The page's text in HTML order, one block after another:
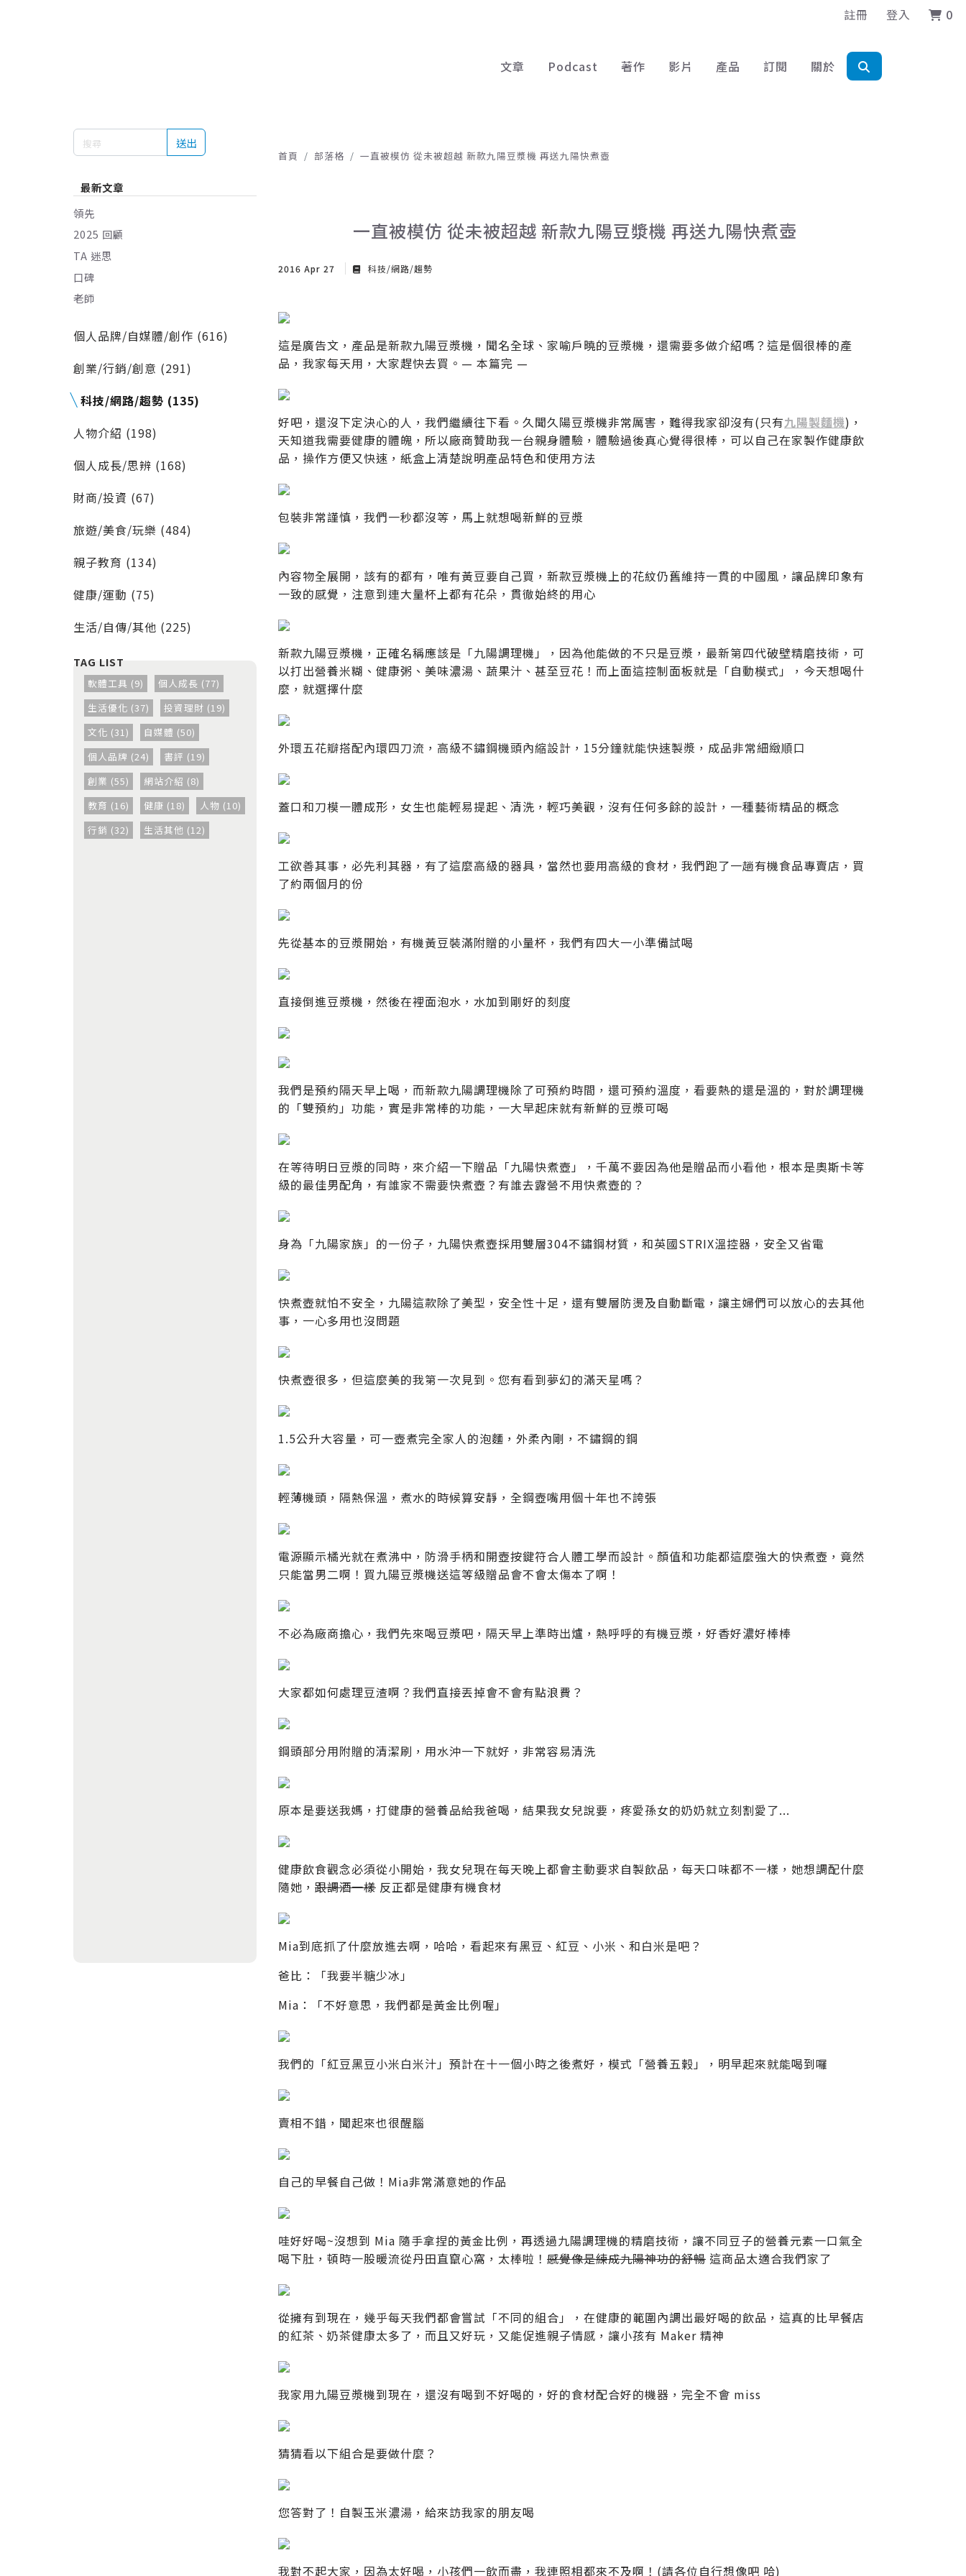
註冊 登入 0
文章 Podcast 著作 影片 產品 訂閱 關於
送出
最新文章
領先
2025 回顧
TA 迷思
口碑
老師
個人品牌/自媒體/創作 (616)
創業/行銷/創意 (291)
科技/網路/趨勢 (135)
人物介紹 (198)
個人成長/思辨 (168)
財商/投資 (67)
旅遊/美食/玩樂 (484)
親子教育 (134)
健康/運動 (75)
生活/自傳/其他 (225)
軟體工具 (9)
個人成長 (77)
生活優化 (37)
投資理財 (19)
文化 (31)
自媒體 (50)
個人品牌 (24)
書評 (19)
創業 (55)
網站介紹 (8)
教育 (16)
健康 (18)
人物 (10)
行銷 (32)
生活其他 (12)
首頁 部落格 一直被模仿 從未被超越 新款九陽豆漿機 再送九陽快煮壺
一直被模仿 從未被超越 新款九陽豆漿機 再送九陽快煮壺
2016 Apr 27 科技/網路/趨勢
這是廣告文，產品是新款九陽豆漿機，聞名全球、家喻戶曉的豆漿機，還需要多做介紹嗎？這是個很棒的產
品，我家每天用，大家趕快去買。— 本篇完 —
好吧，還沒下定決心的人，我們繼續往下看。久聞久陽豆漿機非常厲害，難得我家卻沒有(只有九陽製麵機)，
天知道我需要健康的體魄，所以廠商贊助我一台親身體驗，體驗過後真心覺得很棒，可以自己在家製作健康飲
品，操作方便又快速，紙盒上清楚說明產品特色和使用方法
包裝非常謹慎，我們一秒都沒等，馬上就想喝新鮮的豆漿
內容物全展開，該有的都有，唯有黃豆要自己買，新款豆漿機上的花紋仍舊維持一貫的中國風，讓品牌印象有
一致的感覺，注意到連大量杯上都有花朵，貫徹始終的用心
新款九陽豆漿機，正確名稱應該是「九陽調理機」，因為他能做的不只是豆漿，最新第四代破壁精磨技術，可
以打出營養米糊、健康粥、美味濃湯、蔬果汁、甚至豆花！而上面這控制面板就是「自動模式」，今天想喝什
麼，就選擇什麼
外環五花瓣搭配內環四刀流，高級不鏽鋼機頭內縮設計，15分鐘就能快速製漿，成品非常細緻順口
蓋口和刀模一體成形，女生也能輕易提起、清洗，輕巧美觀，沒有任何多餘的設計，一種藝術精品的概念
工欲善其事，必先利其器，有了這麼高級的器具，當然也要用高級的食材，我們跑了一趟有機食品專賣店，買
了約兩個月的份
先從基本的豆漿開始，有機黃豆裝滿附贈的小量杯，我們有四大一小準備試喝
直接倒進豆漿機，然後在裡面泡水，水加到剛好的刻度
我們是預約隔天早上喝，而新款九陽調理機除了可預約時間，還可預約溫度，看要熱的還是溫的，對於調理機
的「雙預約」功能，實是非常棒的功能，一大早起床就有新鮮的豆漿可喝
在等待明日豆漿的同時，來介紹一下贈品「九陽快煮壺」，千萬不要因為他是贈品而小看他，根本是奧斯卡等
級的最佳男配角，有誰家不需要快煮壺？有誰去露營不用快煮壺的？
身為「九陽家族」的一份子，九陽快煮壺採用雙層304不鏽鋼材質，和英國STRIX溫控器，安全又省電
快煮壺就怕不安全，九陽這款除了美型，安全性十足，還有雙層防燙及自動斷電，讓主婦們可以放心的去其他
事，一心多用也沒問題
快煮壺很多，但這麼美的我第一次見到。您有看到夢幻的滿天星嗎？
1.5公升大容量，可一壺煮完全家人的泡麵，外柔內剛，不鏽鋼的鋼
輕薄機頭，隔熱保溫，煮水的時候算安靜，全鋼壺嘴用個十年也不誇張
電源顯示橘光就在煮沸中，防滑手柄和開壺按鍵符合人體工學而設計。顏值和功能都這麼強大的快煮壺，竟然
只能當男二啊！買九陽豆漿機送這等級贈品會不會太傷本了啊！
不必為廠商擔心，我們先來喝豆漿吧，隔天早上準時出爐，熱呼呼的有機豆漿，好香好濃好棒棒
大家都如何處理豆渣啊？我們直接丟掉會不會有點浪費？
鋼頭部分用附贈的清潔刷，用水沖一下就好，非常容易清洗
原本是要送我媽，打健康的營養品給我爸喝，結果我女兒說要，疼愛孫女的奶奶就立刻割愛了...
健康飲食觀念必須從小開始，我女兒現在每天晚上都會主動要求自製飲品，每天口味都不一樣，她想調配什麼
隨她， 跟調酒一樣 反正都是健康有機食材
Mia到底抓了什麼放進去啊，哈哈，看起來有黑豆、紅豆、小米、和白米是吧？
爸比：「我要半糖少冰」
Mia：「不好意思，我們都是黃金比例喔」
我們的「紅豆黑豆小米白米汁」預計在十一個小時之後煮好，模式「營養五榖」，明早起來就能喝到囉
賣相不錯，聞起來也很醒腦
自己的早餐自己做！Mia非常滿意她的作品
哇好好喝~沒想到 Mia 隨手拿捏的黃金比例，再透過九陽調理機的精磨技術，讓不同豆子的營養元素一口氣全
喝下肚，頓時一股暖流從丹田直竄心窩，太棒啦！ 感覺像是練成九陽神功的舒暢 這商品太適合我們家了
從擁有到現在，幾乎每天我們都會嘗試「不同的組合」，在健康的範圍內調出最好喝的飲品，這真的比早餐店
的紅茶、奶茶健康太多了，而且又好玩，又能促進親子情感，讓小孩有 Maker 精神
我家用九陽豆漿機到現在，還沒有喝到不好喝的，好的食材配合好的機器，完全不會 miss
猜猜看以下組合是要做什麼？
您答對了！自製玉米濃湯，給來訪我家的朋友喝
我對不起大家，因為太好喝，小孩們一飲而盡，我連照相都來不及啊！(請各位自行想像吧 哈)